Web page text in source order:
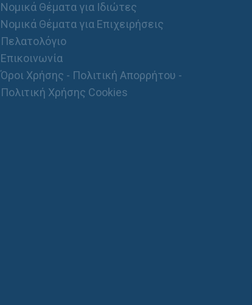
Νομικά Θέματα για Ιδιώτες
Νομικά Θέματα για Επιχειρήσεις
Πελατολόγιο
Επικοινωνία
Όροι Χρήσης - Πολιτική Απορρήτου -
Πολιτική Χρήσης Cookies